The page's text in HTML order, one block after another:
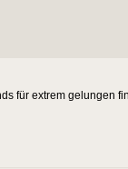
für extrem gelungen